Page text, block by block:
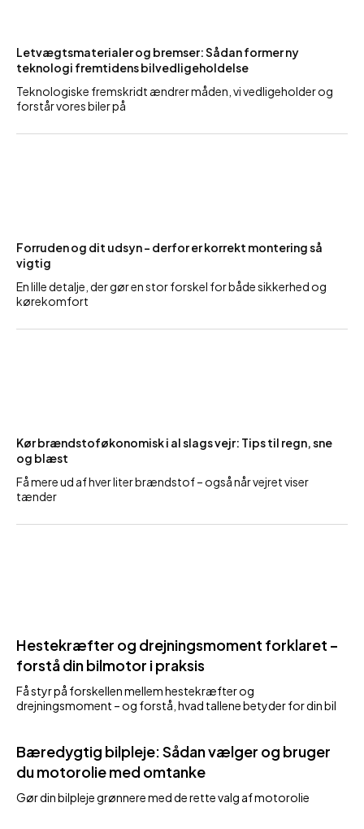
Letvægtsmaterialer og bremser: Sådan former ny
teknologi fremtidens bilvedligeholdelse
Teknologiske fremskridt ændrer måden, vi vedligeholder og
forstår vores biler på
Forruden og dit udsyn – derfor er korrekt montering så
vigtig
En lille detalje, der gør en stor forskel for både sikkerhed og
kørekomfort
Kør brændstoføkonomisk i al slags vejr: Tips til regn, sne
og blæst
Få mere ud af hver liter brændstof – også når vejret viser
tænder
Hestekræfter og drejningsmoment forklaret –
forstå din bilmotor i praksis
Få styr på forskellen mellem hestekræfter og
drejningsmoment – og forstå, hvad tallene betyder for din bil
Bæredygtig bilpleje: Sådan vælger og bruger
du motorolie med omtanke
Gør din bilpleje grønnere med de rette valg af motorolie